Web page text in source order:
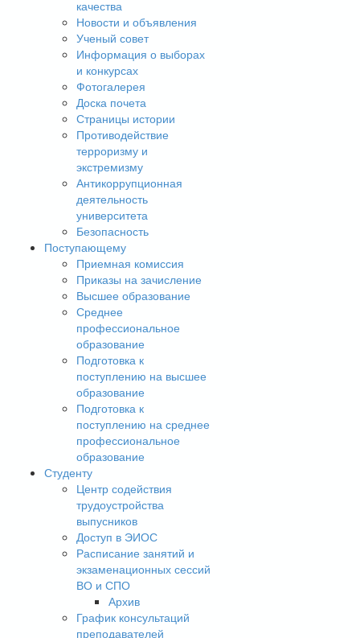
качества
Новости и объявления
Ученый совет
Информация о выборах
и конкурсах
Фотогалерея
Доска почета
Страницы истории
Противодействие
терроризму и
экстремизму
Антикоррупционная
деятельность
университета
Безопасность
Поступающему
Приемная комиссия
Приказы на зачисление
Высшее образование
Среднее
профессиональное
образование
Подготовка к
поступлению на высшее
образование
Подготовка к
поступлению на среднее
профессиональное
образование
Студенту
Центр содействия
трудоустройства
выпусников
Доступ в ЭИОС
Расписание занятий и
экзаменационных сессий
ВО и СПО
Архив
График консультаций
преподавателей